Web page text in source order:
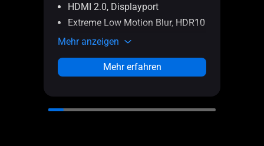
HDMI 2.0, Displayport
Extreme Low Motion Blur, HDR10
Mehr anzeigen
Mehr erfahren